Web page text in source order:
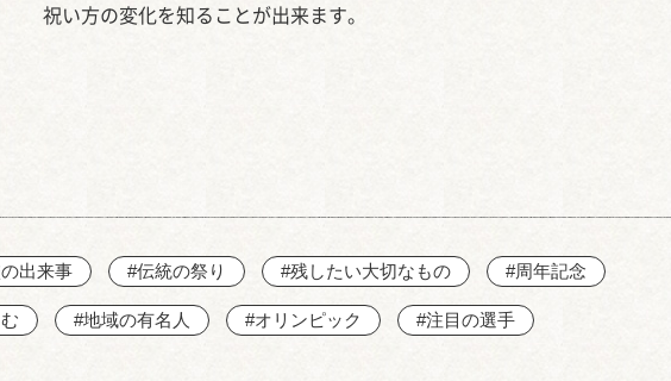
祝い方の変化を知ることが出来ます。
出来事 #伝統の祭り #残したい大切なもの #周年記念
#地域の有名人 #オリンピック #注目の選手